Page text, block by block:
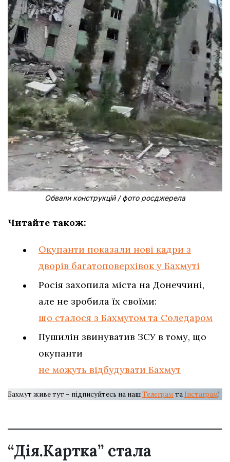
Обвали конструкцій / фото росджерела
Читайте також:
Окупанти показали нові кадри з
дворів багатоповерхівок у Бахмуті
Росія захопила міста на Донеччині,
але не зробила їх своїми:
що сталося з Бахмутом та Соледаром
Пушилін звинуватив ЗСУ в тому, що
окупанти
не можуть відбудувати Бахмут
Бахмут живе тут – підписуйтесь на нашТелеграм та Інстаграм!
“Дія.Картка” стала